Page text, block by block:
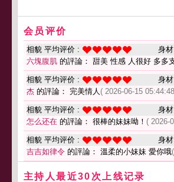
会员评价
相貌 平均评价 :
身
六塊腹肌 的評論： 甜美 性感 人很好 多多
相貌 平均评价 :
身
杰 的評論： 完美情人 ( 2026-06-15
相貌 平均评价 :
身
怎么还在 的評論： 很棒的妹妹呦！ ( 2026-
相貌 平均评价 :
身
吉吉如律令 的評論： 溫柔的小妹妹 愛你哦
主持人最近30次上线记录